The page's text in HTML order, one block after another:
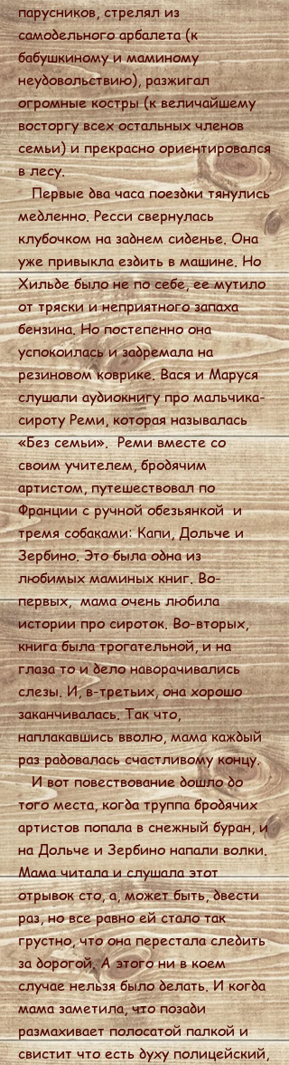
парусников, стрелял из
самодельного арбалета (к
бабушкиному и маминому
неудовольствию), разжигал
огромные костры (к величайшему
восторгу всех остальных членов
семьи) и прекрасно ориентировался
в лесу.
Первые два часа поездки тянулись
медленно. Ресси свернулась
клубочком на заднем сиденье. Она
уже привыкла ездить в машине. Но
Хильде было не по себе, ее мутило
от тряски и неприятного запаха
бензина. Но постепенно она
успокоилась и задремала на
резиновом коврике. Вася и Маруся
слушали аудиокнигу про мальчика-
сироту Реми, которая называлась
«Без семьи». Реми вместе со
своим учителем, бродячим
артистом, путешествовал по
Франции с ручной обезьянкой и
тремя собаками: Капи, Дольче и
Зербино. Это была одна из
любимых маминых книг. Во-
первых, мама очень любила
истории про сироток. Во-вторых,
книга была трогательной, и на
глаза то и дело наворачивались
слезы. И, в-третьих, она хорошо
заканчивалась. Так что,
наплакавшись вволю, мама каждый
раз радовалась счастливому концу.
И вот повествование дошло до
того места, когда труппа бродячих
артистов попала в снежный буран, и
на Дольче и Зербино напали волки.
Мама читала и слушала этот
отрывок сто, а, может быть, двести
раз, но все равно ей стало так
грустно, что она перестала следить
за дорогой. А этого ни в коем
случае нельзя было делать. И когда
мама заметила, что позади
размахивает полосатой палкой и
свистит что есть духу полицейский,